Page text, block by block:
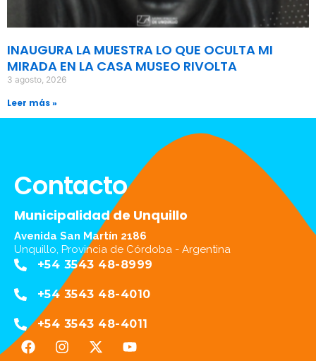
INAUGURA LA MUESTRA LO QUE OCULTA MI
MIRADA EN LA CASA MUSEO RIVOLTA
3 agosto, 2026
Leer más »
Contacto
Municipalidad de Unquillo
Avenida San Martín 2186
Unquillo, Provincia de Córdoba - Argentina
+54 3543 48-8999
+54 3543 48-4010
+54 3543 48-4011
F
a
I
n
X
-
Y
o